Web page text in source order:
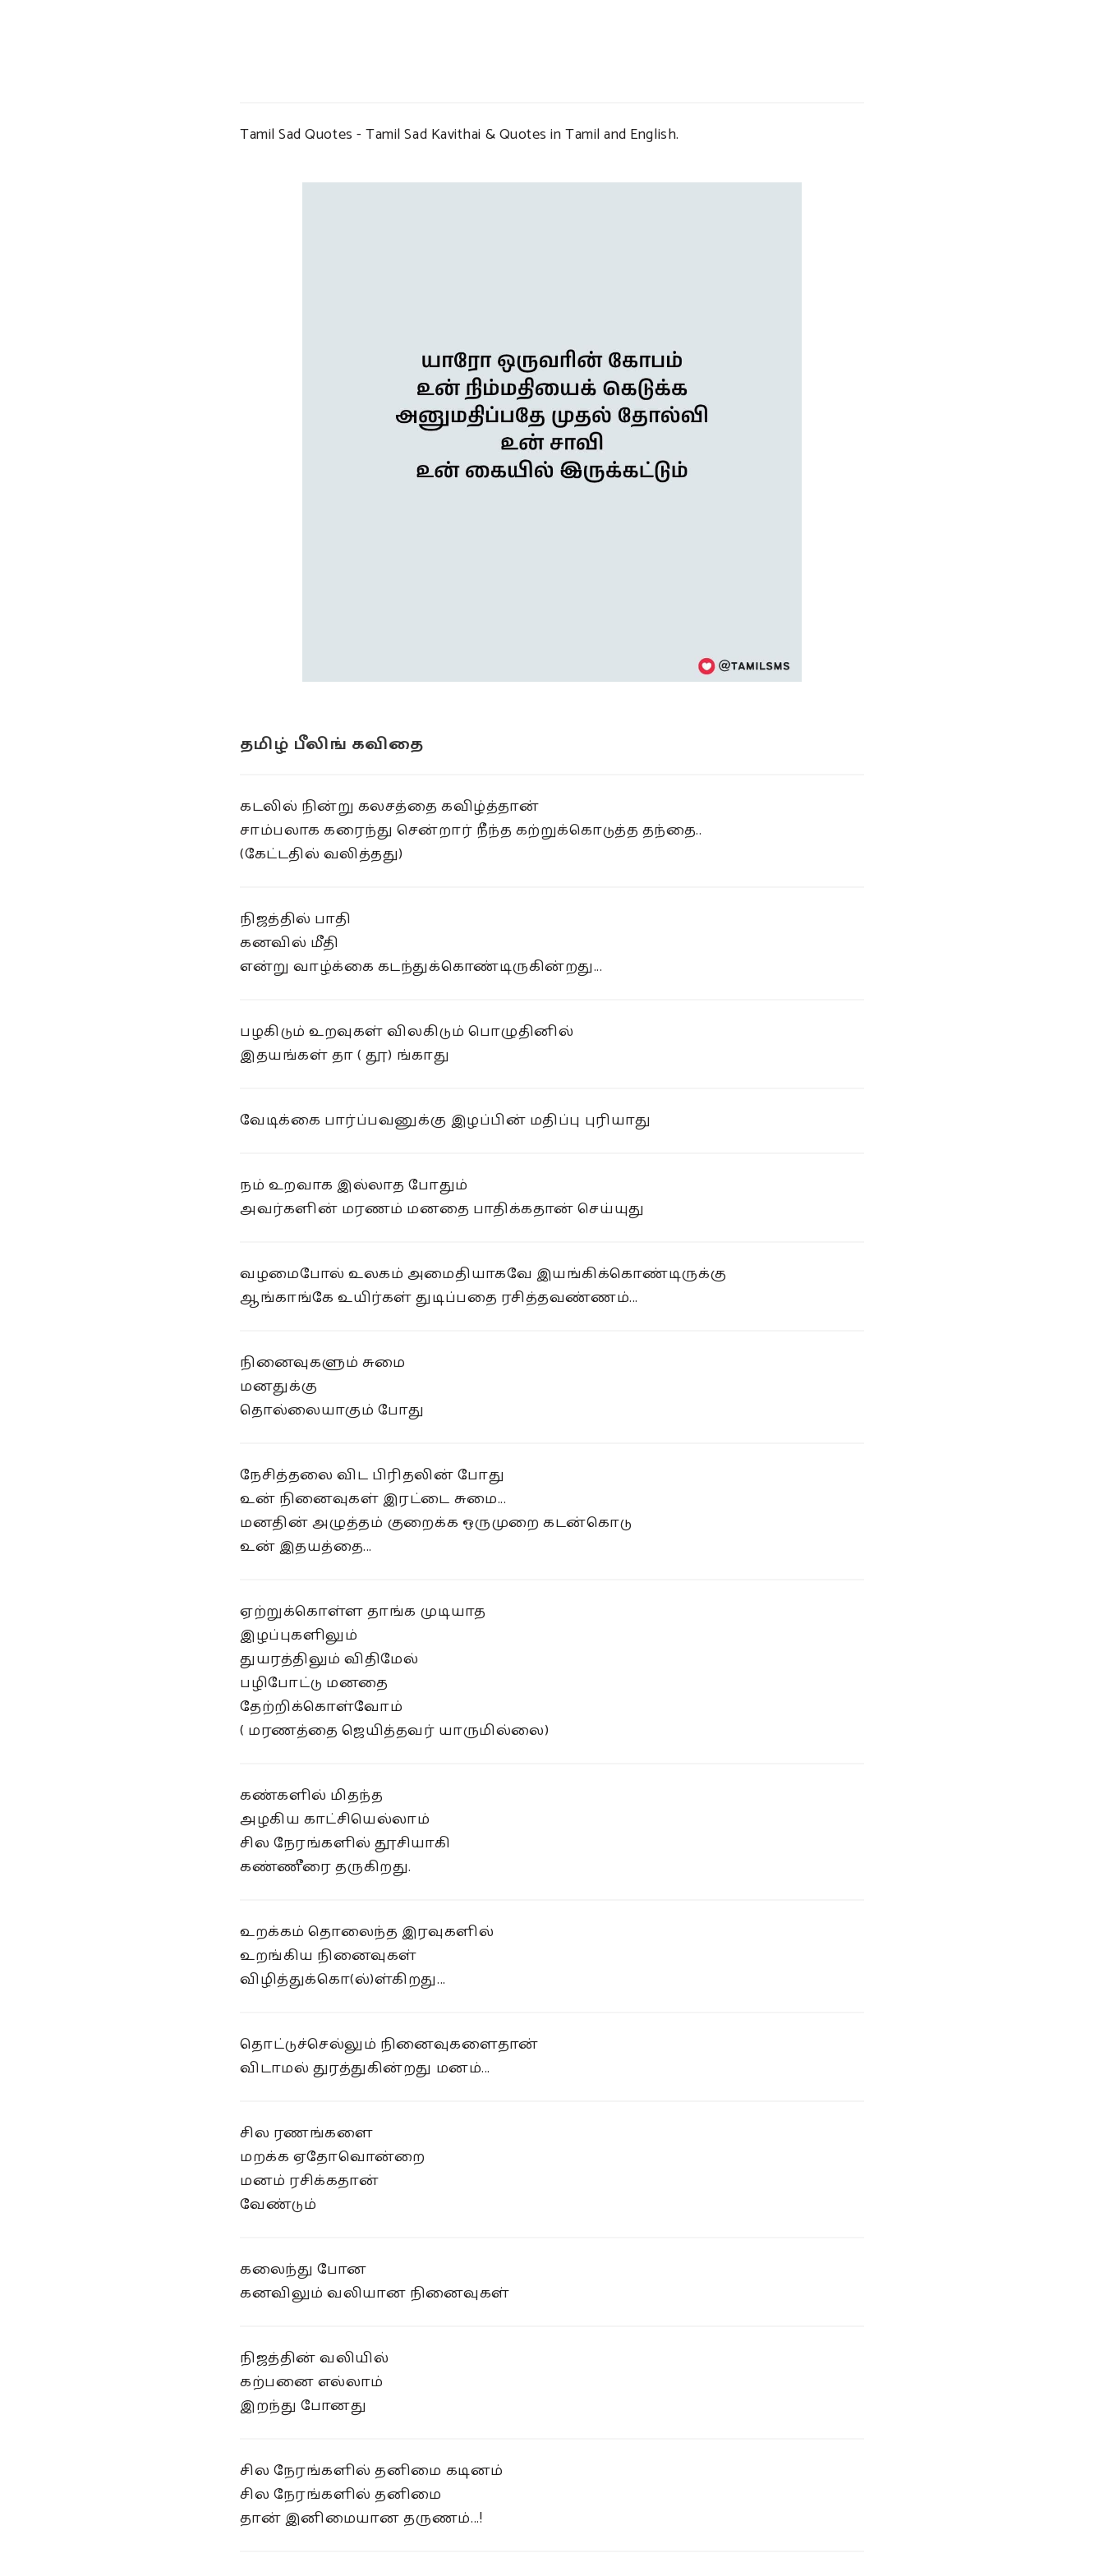
Tamil Sad Quotes - Tamil Sad Kavithai & Quotes in Tamil and English.
தமிழ் பீலிங் கவிதை
கடலில் நின்று கலசத்தை கவிழ்த்தான்
சாம்பலாக கரைந்து சென்றார் நீந்த கற்றுக்கொடுத்த தந்தை..
(கேட்டதில் வலித்தது)
நிஜத்தில் பாதி
கனவில் மீதி
என்று வாழ்க்கை கடந்துக்கொண்டிருகின்றது...
பழகிடும் உறவுகள் விலகிடும் பொழுதினில்
இதயங்கள் தா ( தூ) ங்காது
வேடிக்கை பார்ப்பவனுக்கு இழப்பின் மதிப்பு புரியாது
நம் உறவாக இல்லாத போதும்
அவர்களின் மரணம் மனதை பாதிக்கதான் செய்யுது
வழமைபோல் உலகம் அமைதியாகவே இயங்கிக்கொண்டிருக்கு
ஆங்காங்கே உயிர்கள் துடிப்பதை ரசித்தவண்ணம்...
நினைவுகளும் சுமை
மனதுக்கு
தொல்லையாகும் போது
நேசித்தலை விட பிரிதலின் போது
உன் நினைவுகள் இரட்டை சுமை...
மனதின் அழுத்தம் குறைக்க ஒருமுறை கடன்கொடு
உன் இதயத்தை...
ஏற்றுக்கொள்ள தாங்க முடியாத
இழப்புகளிலும்
துயரத்திலும் விதிமேல்
பழிபோட்டு மனதை
தேற்றிக்கொள்வோம்
( மரணத்தை ஜெயித்தவர் யாருமில்லை)
கண்களில் மிதந்த
அழகிய காட்சியெல்லாம்
சில நேரங்களில் தூசியாகி
கண்ணீரை தருகிறது.
உறக்கம் தொலைந்த இரவுகளில்
உறங்கிய நினைவுகள்
விழித்துக்கொ(ல்)ள்கிறது...
தொட்டுச்செல்லும் நினைவுகளைதான்
விடாமல் துரத்துகின்றது மனம்...
சில ரணங்களை
மறக்க ஏதோவொன்றை
மனம் ரசிக்கதான்
வேண்டும்
கலைந்து போன
கனவிலும் வலியான நினைவுகள்
நிஜத்தின் வலியில்
கற்பனை எல்லாம்
இறந்து போனது
சில நேரங்களில் தனிமை கடினம்
சில நேரங்களில் தனிமை
தான் இனிமையான தருணம்...!